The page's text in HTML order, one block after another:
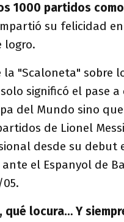
1000 partidos como
su felicidad
logro.
la "Scaloneta" sobre
significó el pase a
del Mundo sino
de Lionel
desde su debut
el Espanyol de
locura… Y